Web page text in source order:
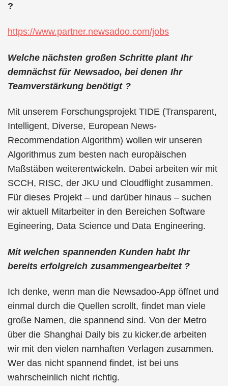
?
https://www.partner.newsadoo.com/jobs
Welche nächsten großen Schritte plant Ihr
demnächst für Newsadoo, bei denen Ihr
Teamverstärkung benötigt ?
Mit unserem Forschungsprojekt TIDE (Transparent,
Intelligent, Diverse, European News-
Recommendation Algorithm) wollen wir unseren
Algorithmus zum besten nach europäischen
Maßstäben weiterentwickeln. Dabei arbeiten wir mit
SCCH, RISC, der JKU und Cloudflight zusammen.
Für dieses Projekt – und darüber hinaus – suchen
wir aktuell Mitarbeiter in den Bereichen Software
Egineering, Data Science und Data Engineering.
Mit welchen spannenden Kunden habt Ihr
bereits erfolgreich zusammengearbeitet ?
Ich denke, wenn man die Newsadoo-App öffnet und
einmal durch die Quellen scrollt, findet man viele
große Namen, die spannend sind. Von der Metro
über die Shanghai Daily bis zu kicker.de arbeiten
wir mit den vielen namhaften Verlagen zusammen.
Wer das nicht spannend findet, ist bei uns
wahrscheinlich nicht richtig.